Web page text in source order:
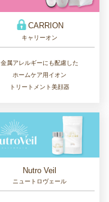
CARRION
キャリーオン
金属アレルギーにも配慮した
ホームケア用イオン
トリートメント美顔器
Nutro Veil
ニュートロヴェール